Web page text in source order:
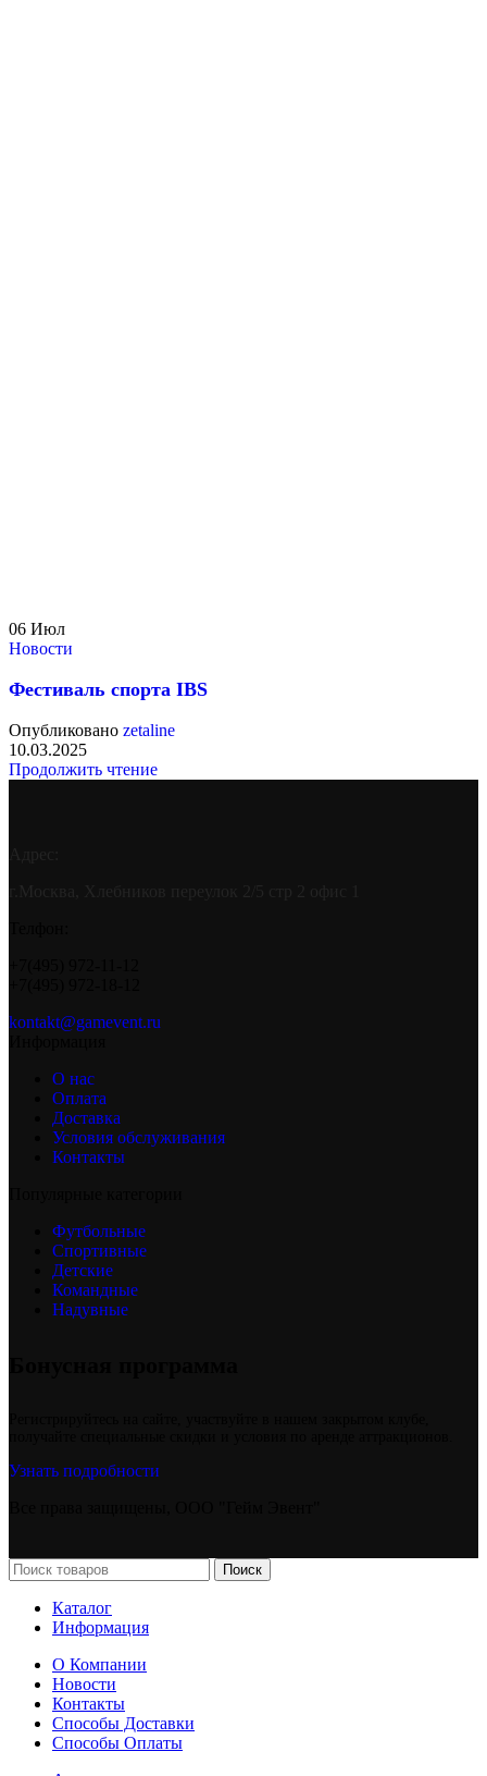
06 Июл
Новости
Фестиваль спорта IBS
Опубликовано zetaline
10.03.2025
Продолжить чтение
kontakt@gamevent.ru
О нас
Оплата
Доставка
Условия обслуживания
Контакты
Футбольные
Спортивные
Детские
Командные
Надувные
Узнать подробности
Поиск
Каталог
Информация
О Компании
Новости
Контакты
Способы Доставки
Способы Оплаты